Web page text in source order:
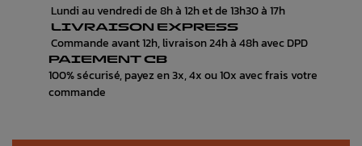
Lundi au vendredi de 8h à 12h et de 13h30 à 17h
LIVRAISON EXPRESS
Commande avant 12h, livraison 24h à 48h avec DPD
PAIEMENT CB
100% sécurisé, payez en 3x, 4x ou 10x avec frais votre
commande